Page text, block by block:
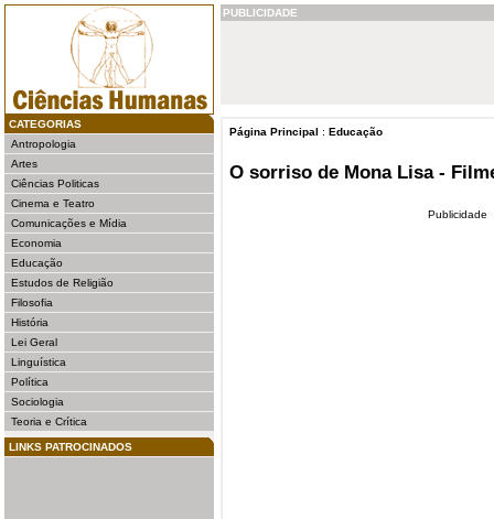
CATEGORIAS
Antropologia
Artes
Ciências Politicas
Cinema e Teatro
Comunicações e Mídia
Economia
Educação
Estudos de Religião
Filosofia
História
Lei Geral
Linguística
Política
Sociologia
Teoria e Crítica
LINKS PATROCINADOS
PUBLICIDADE
Página Principal : Educação
O sorriso de Mona Lisa -
Publicidade